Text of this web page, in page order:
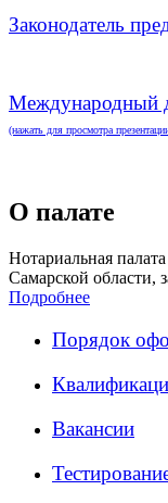
Законодатель
Международный
(нажать для просмотра
О палате
Нотариальная
Самарской области,
Подробнее
Порядок
Вакансии